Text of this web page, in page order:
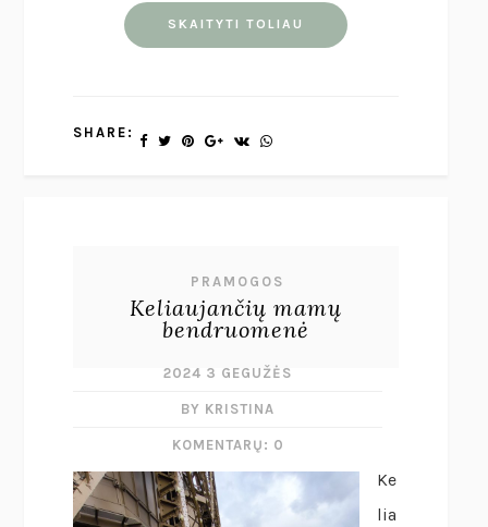
SKAITYTI TOLIAU
SHARE:
PRAMOGOS
Keliaujančių mamų
bendruomenė
2024 3 GEGUŽĖS
BY KRISTINA
KOMENTARŲ: 0
Ke
lia